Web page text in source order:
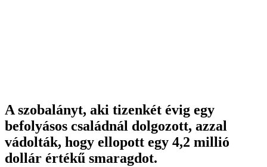
A szobalányt, aki tizenkét évig egy
befolyásos családnál dolgozott, azzal
vádolták, hogy ellopott egy 4,2 millió
dollár értékű smaragdot.